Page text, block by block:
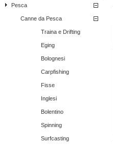
Pesca
Canne da Pesca
Traina e Drifting
Eging
Bolognesi
Carpfishing
Fisse
Inglesi
Bolentino
Spinning
Surfcasting